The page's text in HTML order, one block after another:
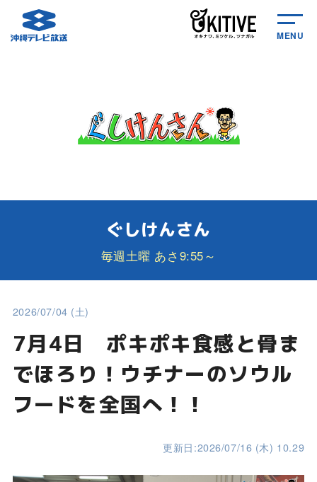
MENU
ぐしけんさん
毎週土曜 あさ9:55～
2026/07/04 (土)
7月4日 ポキポキ食感と骨ま
でほろり！ウチナーのソウル
フードを全国へ！！
更新日:2026/07/16 (木) 10.29